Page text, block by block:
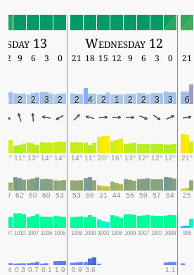
Wednesday 12
13
21
0
3
6
9
12
15
18
21
0
3
6
9
12
6
3
3
2
2
1
2
4
2
2
3
2
2
3
21°
12°
12°
12°
13°
16°
20°
11°
14°
14°
14°
13°
11°
15°
25
64
57
59
56
44
31
66
53
53
60
60
62
50
995
1008
1007
1007
1009
1006
1000
1008
1006
1006
1006
1007
1010
1007
1.1
3.6
0.9
1.9
0.1
0.7
0.3
0.4